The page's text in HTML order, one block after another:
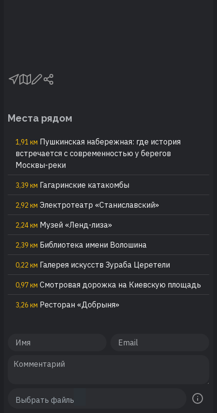
Места рядом
1,91 км Пушкинская набережная: где история
встречается с современностью у берегов
Москвы-реки
3,39 км Гагаринские катакомбы
2,92 км Электротеатр «Станиславский»
2,24 км Музей «Ленд-лиза»
2,39 км Библиотека имени Волошина
0,22 км Галерея искусств Зураба Церетели
0,97 км Смотровая дорожка на Киевскую площадь
3,26 км Ресторан «Добрыня»